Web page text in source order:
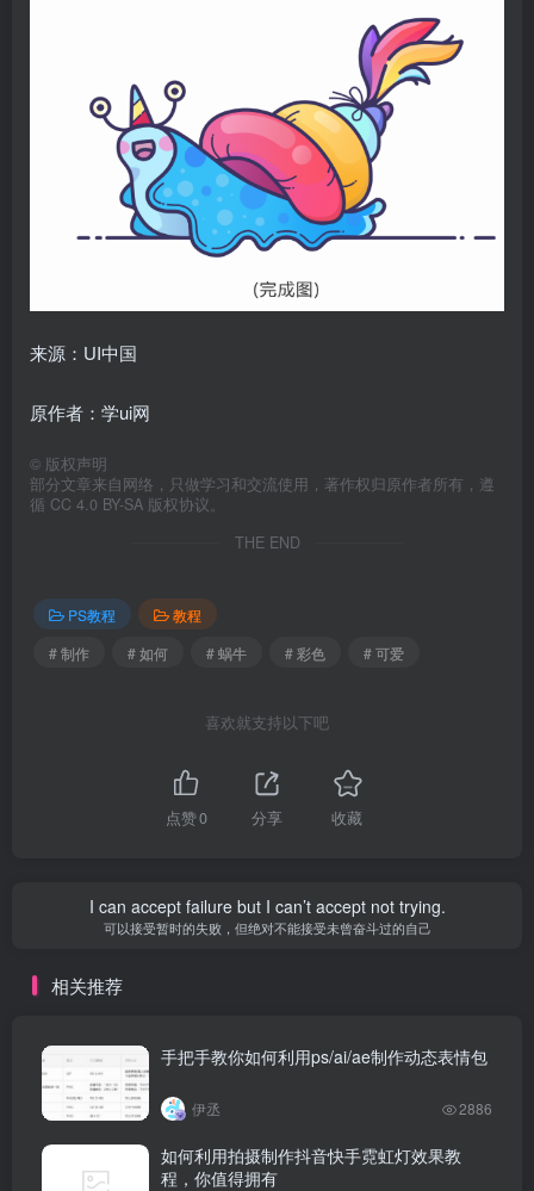
来源：UI中国
原作者：学ui网
© 版权声明
部分文章来自网络，只做学习和交流使用，著作权归原作者所有，遵
循 CC 4.0 BY-SA 版权协议。
THE END
PS教程
教程
# 制作
# 如何 # 蜗牛 # 彩色 # 可爱
喜欢就支持以下吧
点赞0 分享 收藏
I can accept failure but I can’t accept not trying.
可以接受暂时的失败，但绝对不能接受未曾奋斗过的自己
相关推荐
手把手教你如何利用ps/ai/ae制作动态表情包
伊丞 2886
如何利用拍摄制作抖音快手霓虹灯效果教
程，你值得拥有